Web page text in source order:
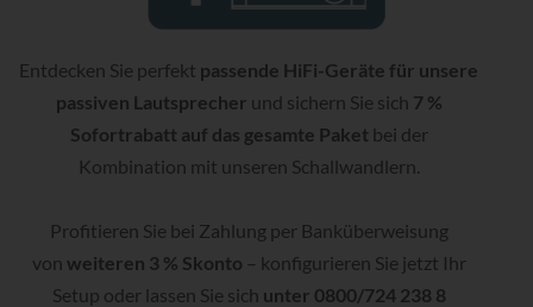
Entdecken Sie perfekt passende HiFi-Geräte für unsere
passiven Lautsprecher und sichern Sie sich 7 %
Sofortrabatt auf das gesamte Paket bei der
Kombination mit unseren Schallwandlern.
Profitieren Sie bei Zahlung per Banküberweisung
von weiteren 3 % Skonto – konfigurieren Sie jetzt Ihr
Setup oder lassen Sie sich unter 0800/724 238 8